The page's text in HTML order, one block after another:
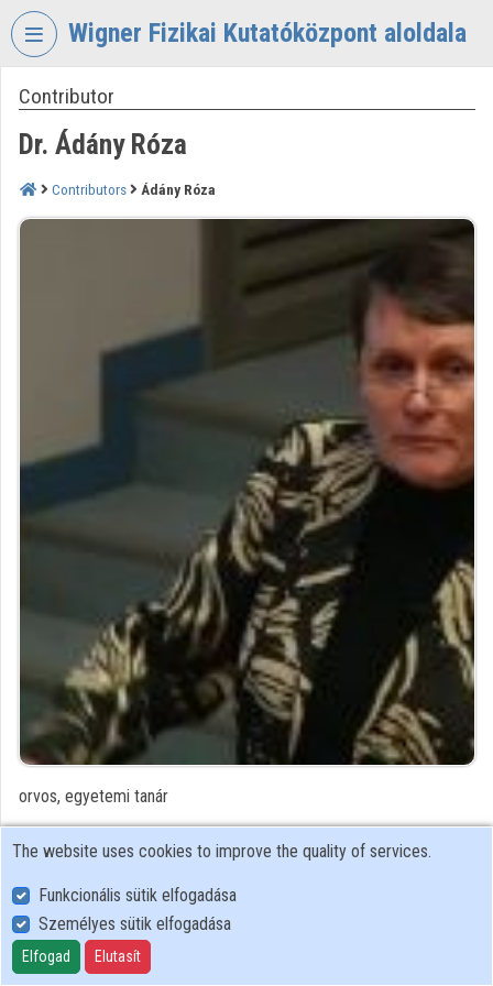
Skip header
Wigner Fizikai Kutatóközpont aloldala
VIDEO
WIGNER
FIZIKAI
Organization discovery
Organization playlists
Organizations
Contributor
Dr. Ádány Róza
Contributors Ádány Róza
orvos, egyetemi tanár
Contributor's recordings
Profiles
Profile
The website uses cookies to improve the quality of services.
Funkcionális sütik elfogadása
Személyes sütik elfogadása
Elfogad Elutasít